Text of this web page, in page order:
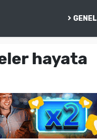
GENEL
hayata